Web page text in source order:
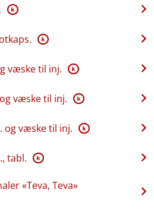
K
K
væske til inj. K
væske til inj. K
og væske til inj. K
tabl. K
«Teva, Teva»